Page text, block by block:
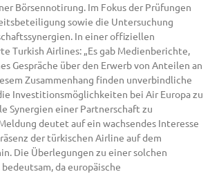
Börsennotirung. Im Fokus der Prüfungen
sowie die Untersuchung
In einer offiziellen
Turkish Airlines: „Es gab Medienberichte,
Gespräche über den Erwerb von Anteilen an
Zusammenhang finden unverbindliche
Investitionsmöglichkeiten bei Air Europa zu
Synergien einer Partnerschaft zu
deutet auf ein wachsendes Interesse
der türkischen Airline auf dem
Die Überlegungen zu einer solchen
da europäische